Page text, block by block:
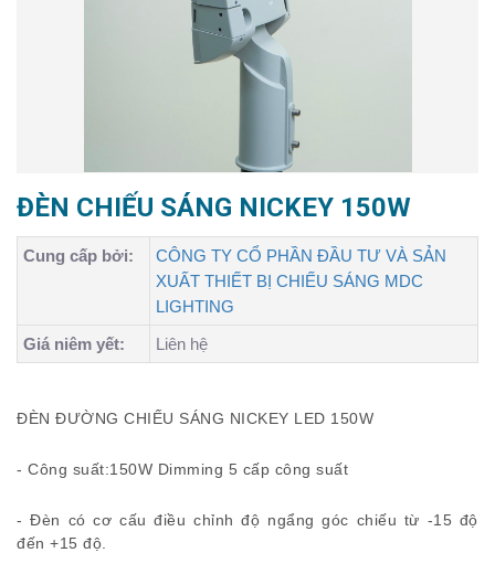
ĐÈN CHIẾU SÁNG NICKEY 150W
Cung cấp bởi:
CÔNG TY CỔ PHẦN ĐẦU TƯ VÀ SẢN
XUẤT THIẾT BỊ CHIẾU SÁNG MDC
LIGHTING
Giá niêm yết:
Liên hệ
ĐÈN ĐƯỜNG CHIẾU SÁNG NICKEY LED 150W
- Công suất:150W Dimming 5 cấp công suất
- Đèn có cơ cấu điều chỉnh độ ngẩng góc chiếu từ -15 độ
đến +15 độ.